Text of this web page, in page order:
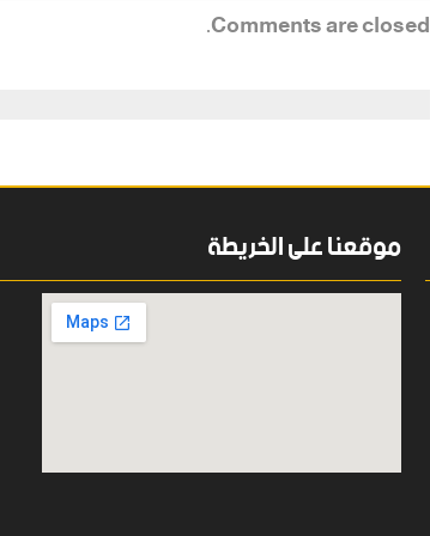
Comments are closed.
موقعنا على الخريطة